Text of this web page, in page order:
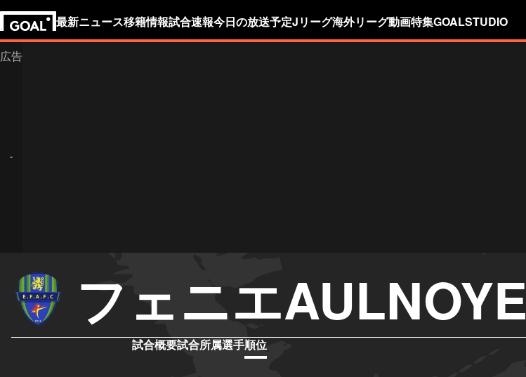
最新ニュース移籍情報試合速報今日の放送予定Jリーグ海外リーグ動画特集GOALSTUDIO
フェニエAULNOYE
試合概要試合所属選手順位